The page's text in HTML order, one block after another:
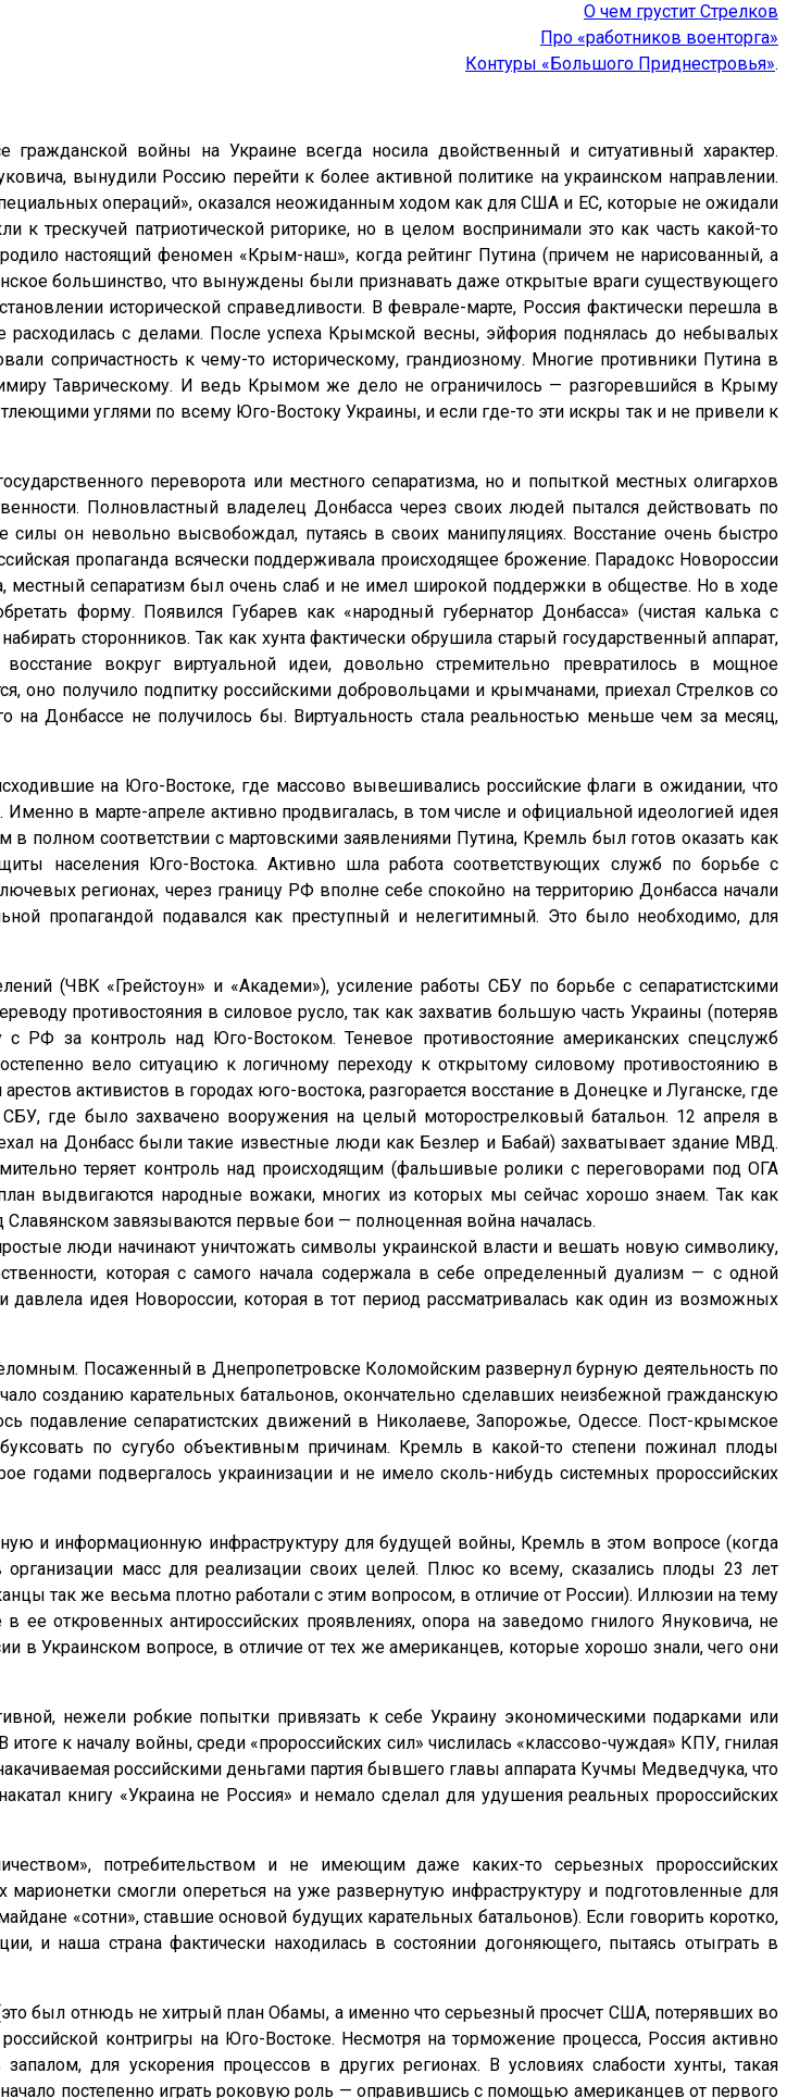
О чем грустит Стрелков
Про «работников военторга»
Контуры «Большого Приднестровья».
войны на Украине всегда носила двойственный и ситуативный характер.
вынудили Россию перейти к более активной политике на украинском направлении.
операций», оказался неожиданным ходом как для США и ЕС, которые не ожидали
трескучей патриотической риторике, но в целом воспринимали это как часть какой-то
настоящий феномен «Крым-наш», когда рейтинг Путина (причем не нарисованный, а
большинство, что вынуждены были признавать даже открытые враги существующего
исторической справедливости. В феврале-марте, Россия фактически перешла в
расходилась с делами. После успеха Крымской весны, эйфория поднялась до небывалых
сопричастность к чему-то историческому, грандиозному. Многие противники Путина в
Таврическому. И ведь Крымом же дело не ограничилось — разгоревшийся в Крыму
углями по всему Юго-Востоку Украины, и если где-то эти искры так и не привели к
переворота или местного сепаратизма, но и попыткой местных олигархов
Полновластный владелец Донбасса через своих людей пытался действовать по
он невольно высвобождал, путаясь в своих манипуляциях. Восстание очень быстро
пропаганда всячески поддерживала происходящее брожение. Парадокс Новороссии
местный сепаратизм был очень слаб и не имел широкой поддержки в обществе. Но в ходе
форму. Появился Губарев как «народный губернатор Донбасса» (чистая калька с
сторонников. Так как хунта фактически обрушила старый государственный аппарат,
вокруг виртуальной идеи, довольно стремительно превратилось в мощное
оно получило подпитку российскими добровольцами и крымчанами, приехал Стрелков со
Донбассе не получилось бы. Виртуальность стала реальностью меньше чем за месяц,
на Юго-Востоке, где массово вывешивались российские флаги в ожидании, что
в марте-апреле активно продвигалась, в том числе и официальной идеологией идея
полном соответствии с мартовскими заявлениями Путина, Кремль был готов оказать как
населения Юго-Востока. Активно шла работа соответствующих служб по борьбе с
регионах, через границу РФ вполне себе спокойно на территорию Донбасса начали
пропагандой подавался как преступный и нелегитимный. Это было необходимо, для
(ЧВК «Грейстоун» и «Академи»), усиление работы СБУ по борьбе с сепаратистскими
противостояния в силовое русло, так как захватив большую часть Украины (потеряв
за контроль над Юго-Востоком. Теневое противостояние американских спецслужб
вело ситуацию к логичному переходу к открытому силовому противостоянию в
активистов в городах юго-востока, разгорается восстание в Донецке и Луганске, где
где было захвачено вооружения на целый моторострелковый батальон. 12 апреля в
на Донбасс были такие известные люди как Безлер и Бабай) захватывает здание МВД.
теряет контроль над происходящим (фальшивые ролики с переговорами под ОГА
выдвигаются народные вожаки, многих из которых мы сейчас хорошо знаем. Так как
завязываются первые бои — полноценная война началась.
люди начинают уничтожать символы украинской власти и вешать новую символику,
которая с самого начала содержала в себе определенный дуализм — с одной
идея Новороссии, которая в тот период рассматривалась как один из возможных
Посаженный в Днепропетровске Коломойским развернул бурную деятельность по
созданию карательных батальонов, окончательно сделавших неизбежной гражданскую
подавление сепаратистских движений в Николаеве, Запорожье, Одессе. Пост-крымское
по сугубо объективным причинам. Кремль в какой-то степени пожинал плоды
годами подвергалось украинизации и не имело сколь-нибудь системных пророссийских
и информационную инфраструктуру для будущей войны, Кремль в этом вопросе (когда
масс для реализации своих целей. Плюс ко всему, сказались плоды 23 лет
так же весьма плотно работали с этим вопросом, в отличие от России). Иллюзии на тему
откровенных антироссийских проявлениях, опора на заведомо гнилого Януковича, не
в Украинском вопросе, в отличие от тех же американцев, которые хорошо знали, чего они
нежели робкие попытки привязать к себе Украину экономическими подарками или
к началу войны, среди «пророссийских сил» числилась «классово-чуждая» КПУ, гнилая
российскими деньгами партия бывшего главы аппарата Кучмы Медведчука, что
книгу «Украина не Россия» и немало сделал для удушения реальных пророссийских
потребительством и не имеющим даже каких-то серьезных пророссийских
смогли опереться на уже развернутую инфраструктуру и подготовленные для
«сотни», ставшие основой будущих карательных батальонов). Если говорить коротко,
и наша страна фактически находилась в состоянии догоняющего, пытаясь отыграть в
был отнюдь не хитрый план Обамы, а именно что серьезный просчет США, потерявших во
контригры на Юго-Востоке. Несмотря на торможение процесса, Россия активно
для ускорения процессов в других регионах. В условиях слабости хунты, такая
постепенно играть роковую роль — оправившись с помощью американцев от первого